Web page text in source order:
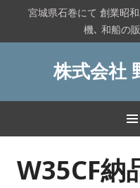
テ
宮城県石巻にて 創業昭
機､ 和船の
株式会社
W35CF納